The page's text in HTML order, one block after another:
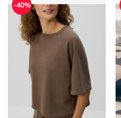
-40%